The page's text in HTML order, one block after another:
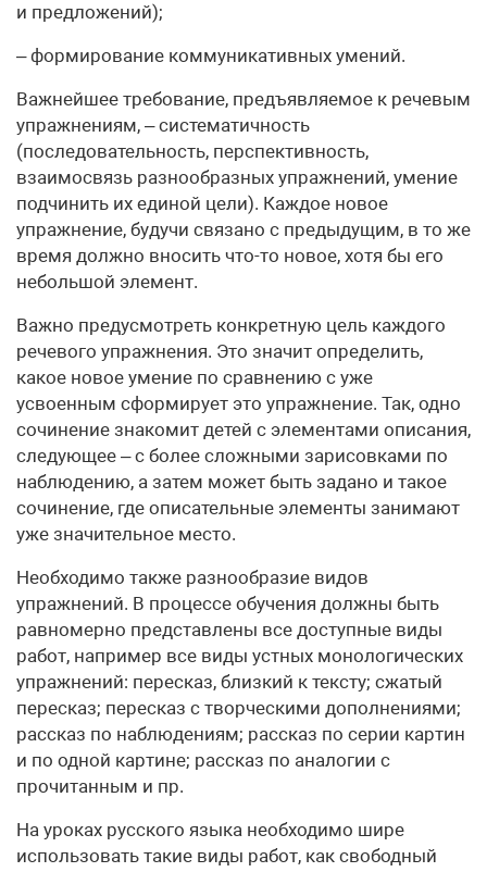
и предложений);
– формирование коммуникативных умений.
Важнейшее требование, предъявляемое к речевым
упражнениям, – систематичность
(последовательность, перспективность,
взаимосвязь разнообразных упражнений, умение
подчинить их единой цели). Каждое новое
упражнение, будучи связано с предыдущим, в то же
время должно вносить что-то новое, хотя бы его
небольшой элемент.
Важно предусмотреть конкретную цель каждого
речевого упражнения. Это значит определить,
какое новое умение по сравнению с уже
усвоенным сформирует это упражнение. Так, одно
сочинение знакомит детей с элементами описания,
следующее – с более сложными зарисовками по
наблюдению, а затем может быть задано и такое
сочинение, где описательные элементы занимают
уже значительное место.
Необходимо также разнообразие видов
упражнений. В процессе обучения должны быть
равномерно представлены все доступные виды
работ, например все виды устных монологических
упражнений: пересказ, близкий к тексту; сжатый
пересказ; пересказ с творческими дополнениями;
рассказ по наблюдениям; рассказ по серии картин
и по одной картине; рассказ по аналогии с
прочитанным и пр.
На уроках русского языка необходимо шире
использовать такие виды работ, как свободный